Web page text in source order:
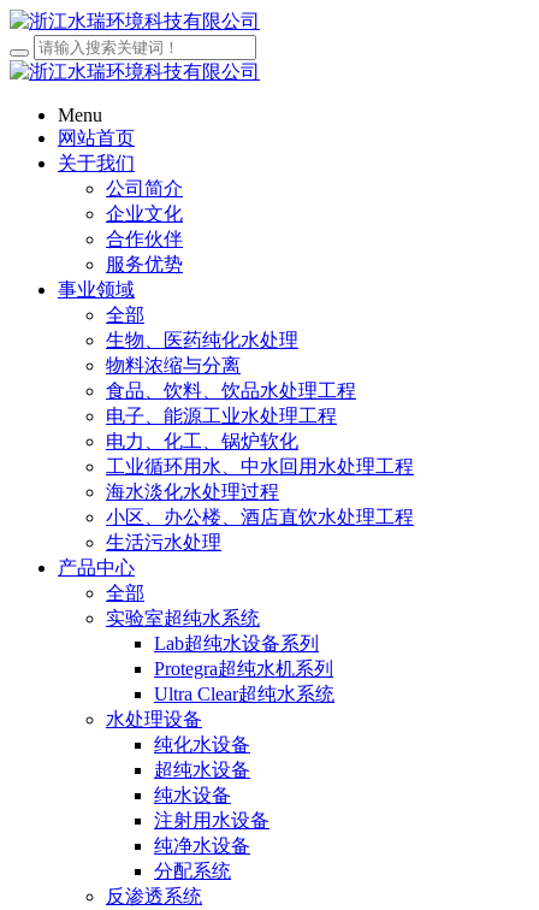
Menu
网站首页
关于我们
公司简介
企业文化
合作伙伴
服务优势
事业领域
全部
生物、医药纯化水处理
物料浓缩与分离
食品、饮料、饮品水处理工程
电子、能源工业水处理工程
电力、化工、锅炉软化
工业循环用水、中水回用水处理工程
海水淡化水处理过程
小区、办公楼、酒店直饮水处理工程
生活污水处理
产品中心
全部
实验室超纯水系统
Lab超纯水设备系列
Protegra超纯水机系列
Ultra Clear超纯水系统
水处理设备
纯化水设备
超纯水设备
纯水设备
注射用水设备
纯净水设备
分配系统
反渗透系统